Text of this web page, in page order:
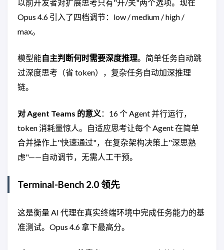
以前开发者对扩展思考只有"开/关"两个选项。现在
Opus 4.6 引入了四档调节：low / medium / high /
max。
模型能自主判断何时需要深度推理。简单任务自动跳
过深度思考（省 token），复杂任务自动加深推理
链。
对 Agent Teams 的意义 ：16 个 Agent 并行运行，
token 消耗量惊人。自适应思考让每个 Agent 在简单
合并操作上"快速通过"，在复杂架构决策上"深思熟
虑"——自动调节，无需人工干预。
Terminal-Bench 2.0 领先
这是衡量 AI 代理在真实终端环境中完成任务能力的基
准测试。Opus 4.6 拿下最高分。